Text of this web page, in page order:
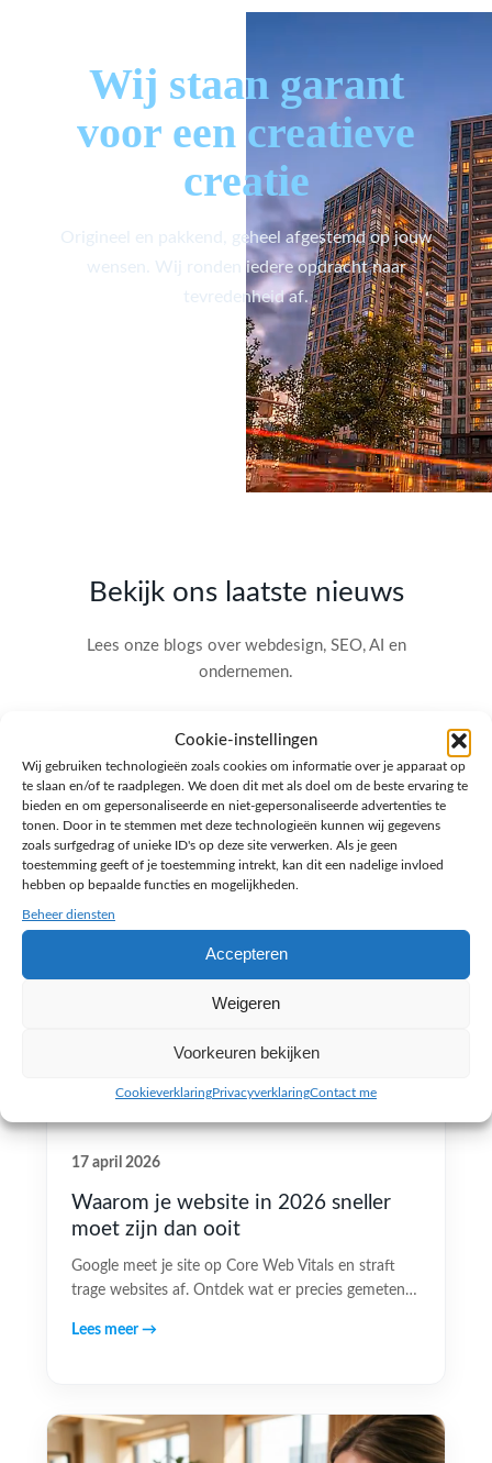
Cookie-instellingen
Wij gebruiken technologieën zoals cookies om informatie over je apparaat op
te slaan en/of te raadplegen. We doen dit met als doel om de beste ervaring te
bieden en om gepersonaliseerde en niet-gepersonaliseerde advertenties te
tonen. Door in te stemmen met deze technologieën kunnen wij gegevens
zoals surfgedrag of unieke ID's op deze site verwerken. Als je geen
toestemming geeft of je toestemming intrekt, kan dit een nadelige invloed
hebben op bepaalde functies en mogelijkheden.
Beheer diensten
Accepteren
Weigeren
Voorkeuren bekijken
CookieverklaringPrivacyverklaringContact me
Wij staan garant
voor een creatieve
creatie
Origineel en pakkend, geheel afgestemd op jouw
wensen. Wij ronden iedere opdracht naar
tevredenheid af.
Bekijk ons laatste nieuws
Lees onze blogs over webdesign, SEO, AI en
ondernemen.
17 april 2026
Waarom je website in 2026 sneller
moet zijn dan ooit
Google meet je site op Core Web Vitals en straft
trage websites af. Ontdek wat er precies gemeten…
Lees meer →